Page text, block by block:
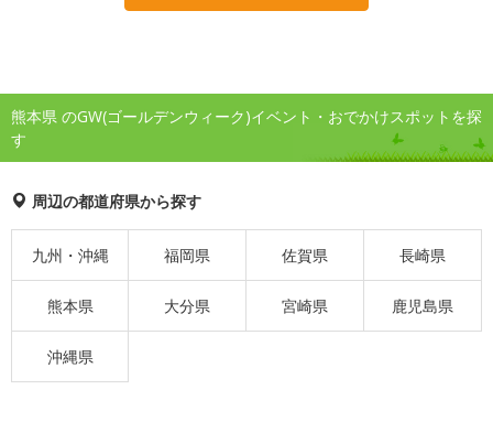
熊本県 のGW(ゴールデンウィーク)イベント・おでかけスポットを探
す
周辺の都道府県から探す
九州・沖縄 福岡県 佐賀県 長崎県
熊本県 大分県 宮崎県 鹿児島県
沖縄県